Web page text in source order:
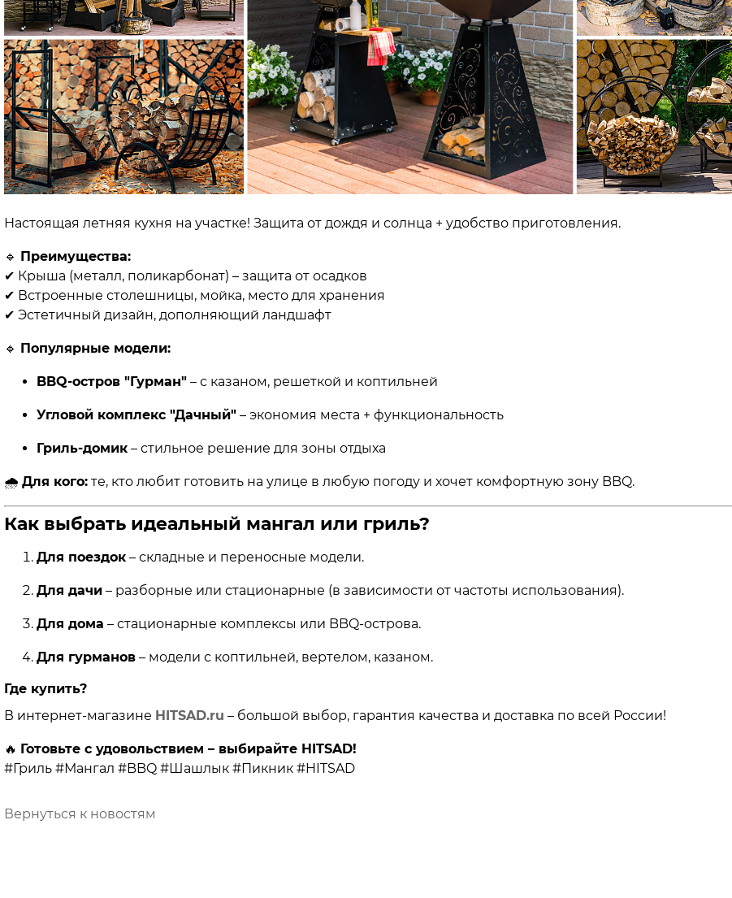
Настоящая летняя кухня на участке! Защита от дождя и солнца + удобство приготовления.
🔹 Преимущества:
✔ Крыша (металл, поликарбонат) – защита от осадков
✔ Встроенные столешницы, мойка, место для хранения
✔ Эстетичный дизайн, дополняющий ландшафт
🔹 Популярные модели:
BBQ-остров "Гурман" – с казаном, решеткой и коптильней
Угловой комплекс "Дачный" – экономия места + функциональность
Гриль-домик – стильное решение для зоны отдыха
🌧️ Для кого: те, кто любит готовить на улице в любую погоду и хочет комфортную зону BBQ.
Как выбрать идеальный мангал или гриль?
Для поездок – складные и переносные модели.
Для дачи – разборные или стационарные (в зависимости от частоты использования).
Для дома – стационарные комплексы или BBQ-острова.
Для гурманов – модели с коптильней, вертелом, казаном.
Где купить?
В интернет-магазине HITSAD.ru – большой выбор, гарантия качества и доставка по всей России!
🔥 Готовьте с удовольствием – выбирайте HITSAD!
#Гриль #Мангал #BBQ #Шашлык #Пикник #HITSAD
Вернуться к новостям